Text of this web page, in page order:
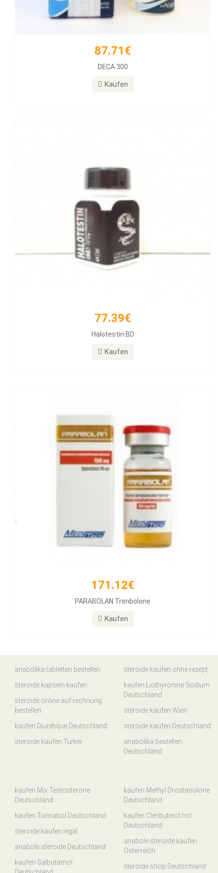
87.71€
DECA 300
Kaufen
77.39€
Halotestin BD
Kaufen
77.39€
Halotestin BD
171.12€
PARABOLAN Trenbolone
Kaufen
171.12€
PARABOLAN Trenbolone
anabolika tabletten bestellen
steroide kapseln kaufen
steroide online auf rechnung
bestellen
kaufen Diurétique Deutschland
steroide kaufen Türkei
steroide kaufen ohne rezept
kaufen Liothyronine Sodium
Deutschland
steroide kaufen Wien
steroide kaufen Deutschland
anabolika bestellen
Deutschland
kaufen Mix Testosterone
Deutschland
kaufen Turinabol Deutschland
steroide kaufen legal
anabole steroide Deutschland
kaufen Salbutamol
kaufen Methyl Drostanolone
Deutschland
kaufen Clenbuterol hcl
Deutschland
anabole steroide kaufen
Österreich
steroide shop Deutschland